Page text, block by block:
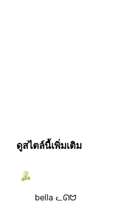
ดูสไตล์นี้เพิ่มเติม
bella ᓚᘏᗢ